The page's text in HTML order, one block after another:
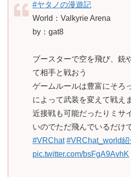
#ヤタノの漫遊記
World：Valkyrie Arena
by：gat8
ブースターで空を飛び、銃
て相手と戦おう
ゲームルールは豊富にそろ
によって武装を変えて戦え
近接戦も可能だったりミサ
いのでただ飛んでいるだけ
#VRChat #VRChat_world紹
pic.twitter.com/bsFgA9AvhK